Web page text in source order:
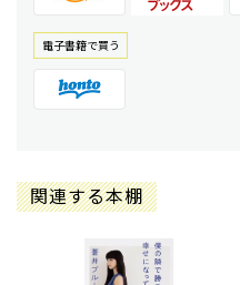
電⼦書籍で買う
関連する本棚